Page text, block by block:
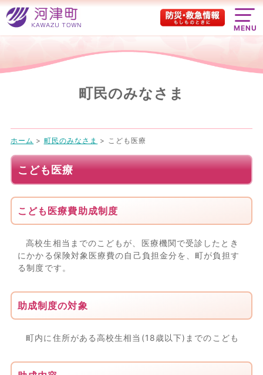
MENU
町民のみなさま
ホーム > 町民のみなさま > こども医療
こども医療
こども医療費助成制度
高校生相当までのこどもが、医療機関で受診したとき
にかかる保険対象医療費の自己負担金分を、町が負担す
る制度です。
助成制度の対象
町内に住所がある高校生相当(18歳以下)までのこども